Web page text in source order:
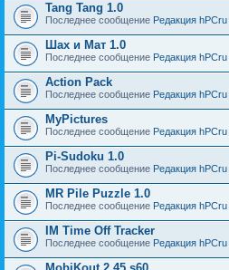
Tang Tang 1.0
Последнее сообщение Редакция hPCru
Шах и Мат 1.0
Последнее сообщение Редакция hPCru
Action Pack
Последнее сообщение Редакция hPCru
MyPictures
Последнее сообщение Редакция hPCru
Pi-Sudoku 1.0
Последнее сообщение Редакция hPCru
MR Pile Puzzle 1.0
Последнее сообщение Редакция hPCru
IM Time Off Tracker
Последнее сообщение Редакция hPCru